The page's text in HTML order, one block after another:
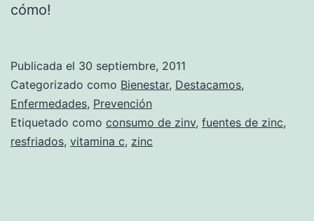
cómo!
Publicada el 30 septiembre, 2011
Categorizado como Bienestar, Destacamos,
Enfermedades, Prevención
Etiquetado como consumo de zinv, fuentes de zinc,
resfriados, vitamina c, zinc